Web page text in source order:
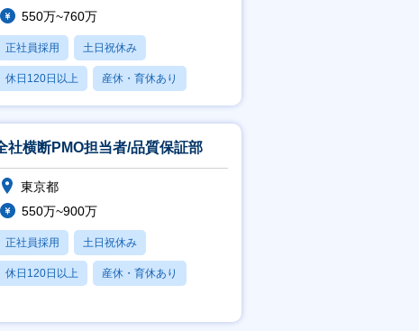
550万~760万
正社員採用 土日祝休み
休日120日以上 産休・育休あり
月残業20時間以内
社横断PMO担当者/品質保証部
東京都
550万~900万
正社員採用 土日祝休み
休日120日以上 産休・育休あり